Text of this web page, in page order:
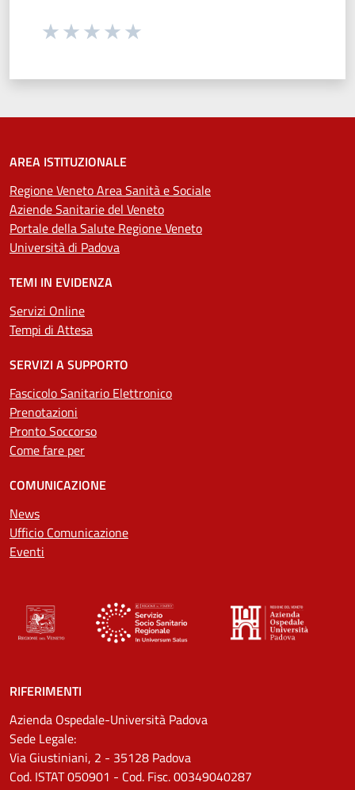
Seleziona una valutazione da 1 a 5 stelle
AREA ISTITUZIONALE
Regione Veneto Area Sanità e Sociale
Aziende Sanitarie del Veneto
Portale della Salute Regione Veneto
Università di Padova
TEMI IN EVIDENZA
Servizi Online
Tempi di Attesa
SERVIZI A SUPPORTO
Fascicolo Sanitario Elettronico
Prenotazioni
Pronto Soccorso
Come fare per
COMUNICAZIONE
News
Ufficio Comunicazione
Eventi
RIFERIMENTI
Azienda Ospedale-Università Padova
Sede Legale:
Via Giustiniani, 2 - 35128 Padova
Cod. ISTAT 050901 - Cod. Fisc. 00349040287